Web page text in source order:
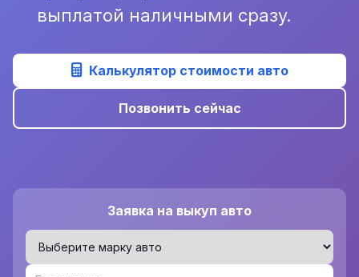
выплатой наличными сразу.
Калькулятор стоимости авто
Позвонить сейчас
Заявка на выкуп авто